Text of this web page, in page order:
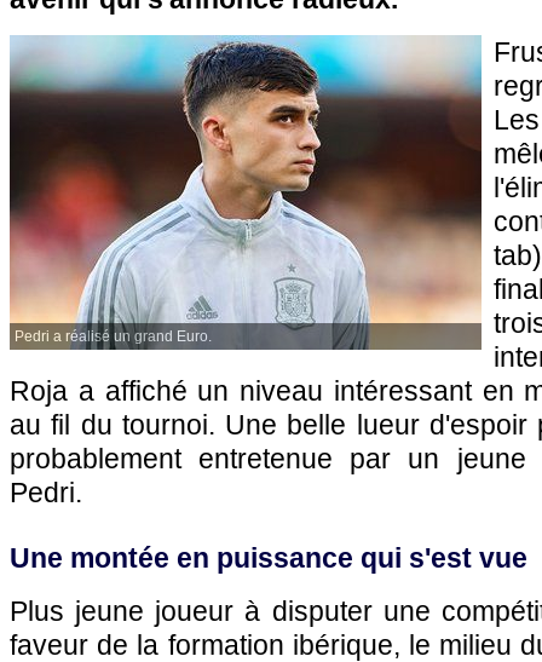
Pedri a réalisé un grand Euro.
Roja a affiché un niveau intéressant en
au fil du tournoi. Une belle lueur d'espoir
probablement entretenue par un
Pedri.
Une montée en puissance qui s'est vue
Plus jeune joueur à disputer une
faveur de la formation ibérique, le milieu